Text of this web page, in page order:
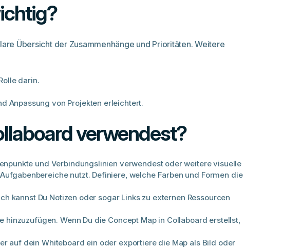
Übersicht der Zusammenhänge und Prioritäten. Weitere
darin.
Anpassung von Projekten erleichtert.
verwendest?
und Verbindungslinien verwendest oder weitere visuelle
nutzt. Definiere, welche Farben und Formen die
kannst Du Notizen oder sogar Links zu externen Ressourcen
Wenn Du die Concept Map in Collaboard erstellst,
auf dein Whiteboard ein oder exportiere die Map als Bild oder